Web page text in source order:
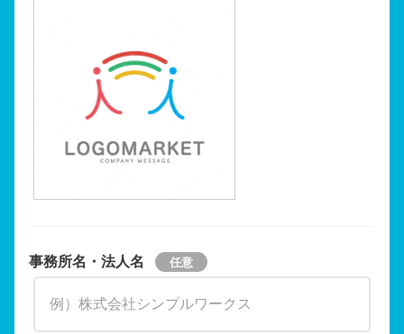
事務所名・法人名